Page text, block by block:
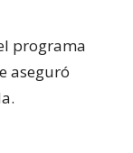
programa
aseguró